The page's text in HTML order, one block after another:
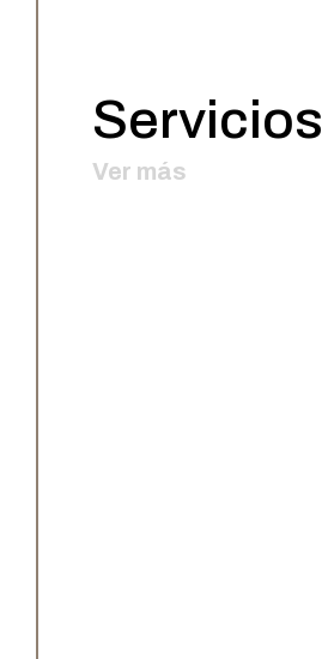
Servicios
Ver más